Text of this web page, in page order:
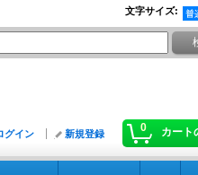
文字サイズ:
0 カート
グイン 新規登録